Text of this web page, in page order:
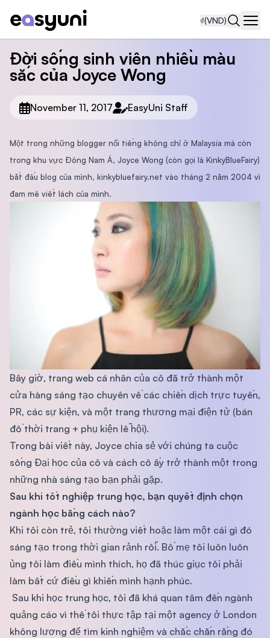
₫(VND)
Đời sống sinh viên nhiều màu
sắc của Joyce Wong
November 11, 2017 EasyUni Staff
Một trong những blogger nổi tiếng không chỉ ở Malaysia mà còn
trong khu vực Đông Nam Á, Joyce Wong (còn gọi là KinkyBlueFairy)
bắt đầu blog của mình, kinkybluefairy.net vào tháng 2 năm 2004 vì
đam mê viết lách của mình.
Bây giờ, trang web cá nhân của cô đã trở thành một
cửa hàng sáng tạo chuyên về các chiến dịch trực tuyến,
PR, các sự kiện, và một trang thương mại điện tử (bán
đồ thời trang + phụ kiện lễ hội).
Trong bài viết này, Joyce chia sẻ với chúng ta cuộc
sống Đại học của cô và cách cô ấy trở thành một trong
những nhà sáng tạo bạn phải gặp.
Sau khi tốt nghiệp trung học, bạn quyết định chọn
ngành học bằng cách nào?
Khi tôi còn trẻ, tôi thường viết hoặc làm một cái gì đó
sáng tạo trong thời gian rảnh rỗi. Bố mẹ tôi luôn luôn
ủng tôi làm điều mình thích, họ đã thúc giục tôi phải
làm bất cứ điều gì khiến mình hạnh phúc.
Sau khi học trung học, tôi đã khá quan tâm đến ngành
quảng cáo vì thế tôi thực tập tại một agency ở London
không lương để tìm kinh nghiệm và chắc chắn rằng đó